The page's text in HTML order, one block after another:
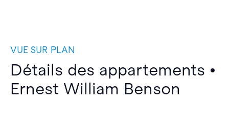
VUE SUR PLAN
Détails des appartements •
Ernest William Benson